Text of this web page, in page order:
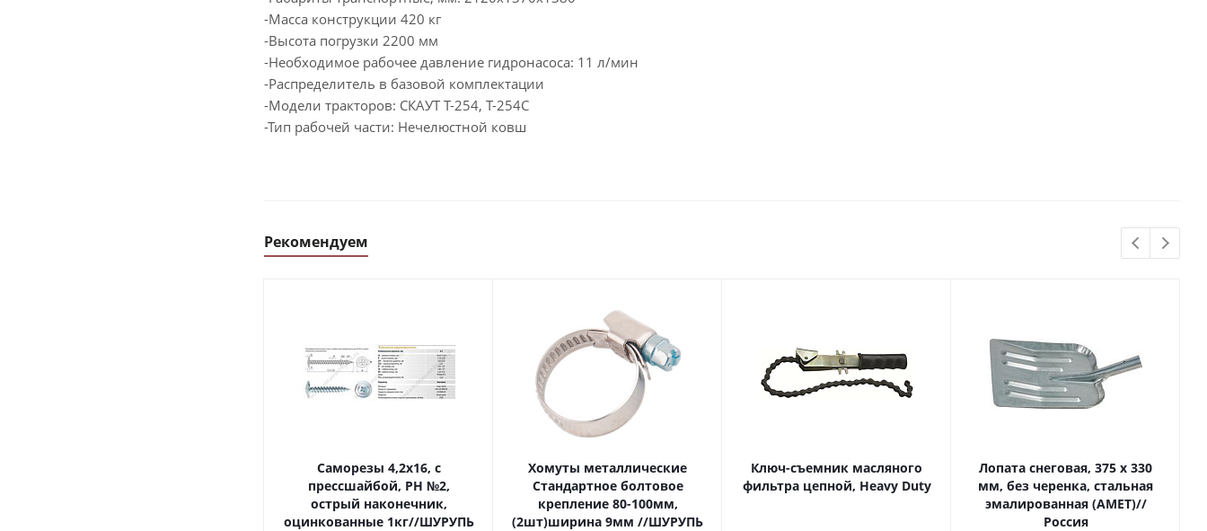
-Масса конструкции 420 кг
-Высота погрузки 2200 мм
-Необходимое рабочее давление гидронасоса: 11 л/мин
-Распределитель в базовой комплектации
-Модели тракторов: СКАУТ Т-254, Т-254С
-Тип рабочей части: Нечелюстной ковш
Рекомендуем
Саморезы 4,2х16, с
прессшайбой, PH №2,
острый наконечник,
оцинкованные 1кг//ШУРУПЬ
Хомуты металлические
Стандартное болтовое
крепление 80-100мм,
(2шт)ширина 9мм //ШУРУПЬ
Ключ-съемник масляного
фильтра цепной, Heavy Duty
Лопата снеговая, 375 х 330
мм, без черенка, стальная
эмалированная (АМЕТ)//
Россия